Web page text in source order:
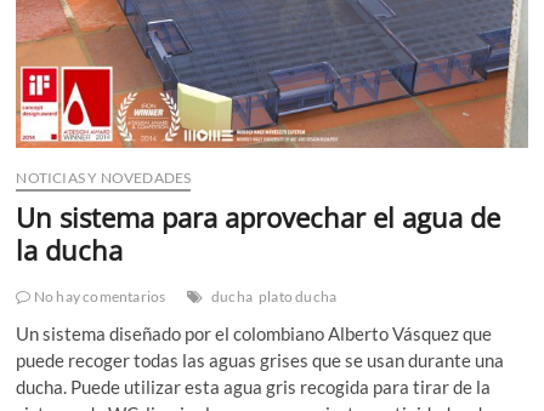
van
a
triunfar
NOTICIAS Y NOVEDADES
Un sistema para aprovechar el agua de
la ducha
No hay comentarios ducha plato ducha
Un sistema diseñado por el colombiano Alberto Vásquez que
puede recoger todas las aguas grises que se usan durante una
ducha. Puede utilizar esta agua gris recogida para tirar de la